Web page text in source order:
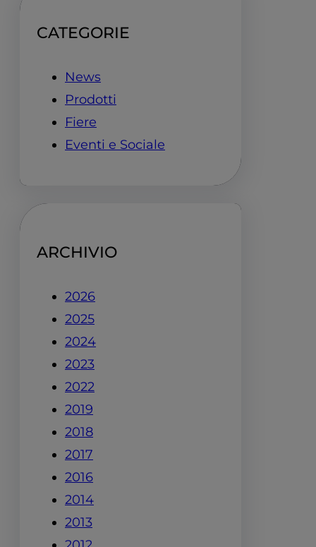
CATEGORIE
News
Prodotti
Fiere
Eventi e Sociale
ARCHIVIO
2026
2025
2024
2023
2022
2019
2018
2017
2016
2014
2013